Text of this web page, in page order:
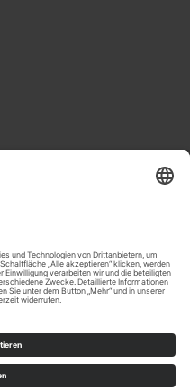
Notfall